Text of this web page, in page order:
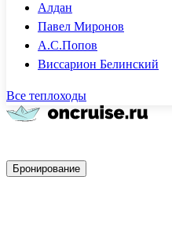
Алдан
Павел Миронов
А.С.Попов
Виссарион Белинский
Все теплоходы
Бронирование